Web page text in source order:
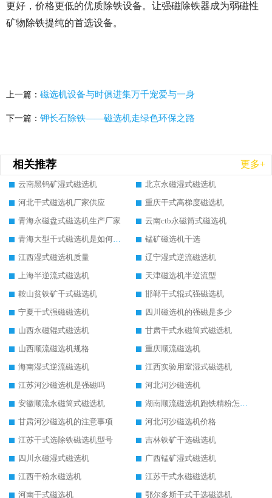
更好，价格更低的优质除铁设备。让强磁除铁器成为弱磁性
矿物除铁提纯的首选设备。
上一篇： 磁选机设备与时俱进集万千宠爱与一身
下一篇： 钾长石除铁——磁选机走绿色环保之路
相关推荐 更多+
云南黑钨矿湿式磁选机
北京永磁湿式磁选机
河北干式磁选机厂家供应
重庆干式高梯度磁选机
青海永磁盘式磁选机生产厂家
云南ctb永磁筒式磁选机
青海大型干式磁选机是如何选矿的
锰矿磁选机干选
江西湿式磁选机质量
辽宁湿式逆流磁选机
上海半逆流式磁选机
天津磁选机半逆流型
鞍山贫铁矿干式磁选机
邯郸干式辊式强磁选机
宁夏干式强磁磁选机
四川磁选机的强磁是多少
山西永磁辊式磁选机
甘肃干式永磁筒式磁选机
山西顺流磁选机规格
重庆顺流磁选机
海南湿式逆流磁选机
江西实验用室湿式磁选机
江苏河沙磁选机是强磁吗
河北河沙磁选机
安徽顺流永磁筒式磁选机
湖南顺流磁选机跑铁精粉怎么处理
甘肃河沙磁选机的注意事项
河北河沙磁选机价格
江苏干式选除铁磁选机型号
吉林铁矿干选磁选机
四川永磁湿式磁选机
广西锰矿湿式磁选机
江西干粉永磁选机
江苏干式永磁磁选机
河南干式磁选机
鄂尔多斯干式干选磁选机